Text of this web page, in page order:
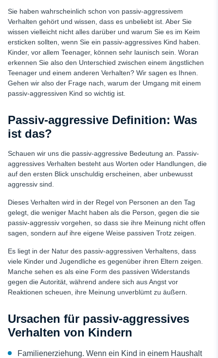
Sie haben wahrscheinlich schon von passiv-aggressivem
Verhalten gehört und wissen, dass es unbeliebt ist. Aber Sie
wissen vielleicht nicht alles darüber und warum Sie es im Keim
ersticken sollten, wenn Sie ein passiv-aggressives Kind haben.
Kinder, vor allem Teenager, können sehr launisch sein. Woran
erkennen Sie also den Unterschied zwischen einem ängstlichen
Teenager und einem anderen Verhalten? Wir sagen es Ihnen.
Gehen wir also der Frage nach, warum der Umgang mit einem
passiv-aggressiven Kind so wichtig ist.
Passiv-aggressive Definition: Was
ist das?
Schauen wir uns die passiv-aggressive Bedeutung an. Passiv-
aggressives Verhalten besteht aus Worten oder Handlungen, die
auf den ersten Blick unschuldig erscheinen, aber unbewusst
aggressiv sind.
Dieses Verhalten wird in der Regel von Personen an den Tag
gelegt, die weniger Macht haben als die Person, gegen die sie
passiv-aggressiv vorgehen, so dass sie ihre Meinung nicht offen
sagen, sondern auf ihre eigene Weise passiven Trotz zeigen.
Es liegt in der Natur des passiv-aggressiven Verhaltens, dass
viele Kinder und Jugendliche es gegenüber ihren Eltern zeigen.
Manche sehen es als eine Form des passiven Widerstands
gegen die Autorität, während andere sich aus Angst vor
Reaktionen scheuen, ihre Meinung unverblümt zu äußern.
Ursachen für passiv-aggressives
Verhalten von Kindern
Familienerziehung. Wenn ein Kind in einem Haushalt
Wie man mit uMobix anfängt
Schlussfolgerung